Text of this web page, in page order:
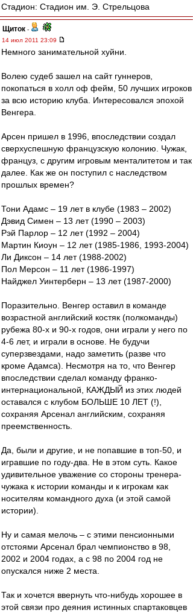
Стадион: Стадион им. Э. Стрельцова
Щиток -
14 июл 2011 23:09
Немного занимательной хуйни.
Волею судеб зашел на сайт гуннеров,
покопаться в холл оф фейм, 50 лучших игроков
за всю историю клуба. Интересовался эпохой
Венгера.
Арсен пришел в 1996, впоследствии создал
сверхуспешную французскую колонию. Чужак,
француз, с другим игровым менталитетом и так
далее. Как же он поступил с наследством
прошлых времен?
Тони Адамс – 19 лет в клубе (1983 – 2002)
Дэвид Симен – 13 лет (1990 – 2003)
Рэй Парлор – 12 лет (1992 – 2004)
Мартин Киоун – 12 лет (1985-1986, 1993-2004)
Ли Диксон – 14 лет (1988-2002)
Пол Мерсон – 11 лет (1986-1997)
Найджел Уинтерберн – 13 лет (1987-2000)
Поразительно. Венгер оставил в команде
возрастной английский костяк (полкоманды)
рубежа 80-х и 90-х годов, они играли у него по
4-6 лет, и играли в основе. Не будучи
суперзвездами, надо заметить (разве что
кроме Адамса). Несмотря на то, что Венгер
впоследствии сделал команду франко-
интернациональной, КАЖДЫЙ из этих людей
оставался с клубом БОЛЬШЕ 10 ЛЕТ (!),
сохраняя Арсенал английским, сохраняя
преемственность.
Да, были и другие, и не попавшие в топ-50, и
игравшие по году-два. Не в этом суть. Какое
удивительное уважение со стороны тренера-
чужака к истории команды и к игрокам как
носителям командного духа (и этой самой
истории).
Ну и самая мелочь – с этими пенсионными
отстоями Арсенал брал чемпионство в 98,
2002 и 2004 годах, а с 98 по 2004 год не
опускался ниже 2 места.
Так и хочется ввернуть что-нибудь хорошее в
этой связи про деяния истинных спартаковцев